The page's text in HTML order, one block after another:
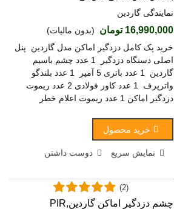
نمایندگی گاردین
16,990,000 تومان (بدون مالیات)
خرید پک کامل دزدگیر اماکن مدل گاردین پنل
اصلی دستگاه دزدگیر 1 عدد چشم باسیم
گاردین 1 عدد باتری 5 آمپر 1 عدد بلندگو
واترپرف 1 عدد کاور فولادی 2 عدد ریموت
دزدگیر اماکن 1 عدد ریموت اعلام خطر
خرید محصول
نمایش سریع دوست داشتن
چشم دزدگیر اماکن گاردین,PIR
(2)